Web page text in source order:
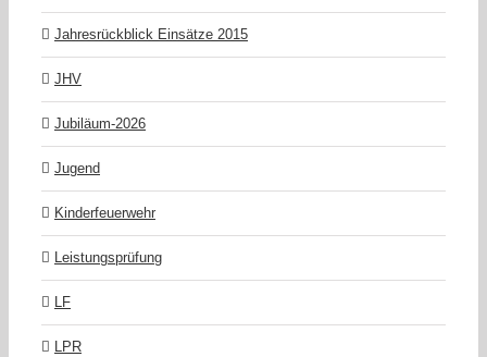
Jahresrückblick Einsätze 2015
JHV
Jubiläum-2026
Jugend
Kinderfeuerwehr
Leistungsprüfung
LF
LPR